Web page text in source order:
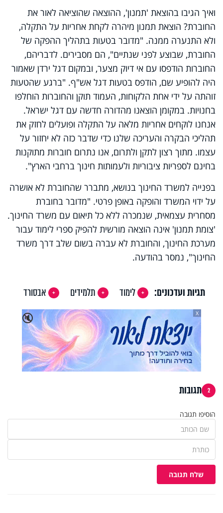
ואיך הגיבו בהוצאת 'תמנון', ההוצאה שהוציאה לאור את
החוברת? הוצאת תמנון מיהרה לקחת אחריות על התקלה,
ולא התנערה ממנה. "מדובר בטעות בתהליך ההפקה של
החוברת, שבוצע לפני שנתיים", הם מסבירים. לדבריהם,
החוברות הודפסו עם אי דיוק מצער, ובמקום דגל ירדן שאמור
היה להופיע שם, הודפס בטעות דגל אש"ף. "ברגע שהטעות
זוהתה על ידי אחת הלקוחות, העמוד תוקן והחוברות הוחלפו
בחנויות. במקומן הוצאנו מהדורה חדשה עם דגל ישראל.
אנחנו לוקחים אחריות מלאה על התקלה ופועלים לחזק את
תהליכי הבקרה והעריכה שלנו כדי שדבר כזה לא יחזור על
עצמו. מתוך רצון לתקן ולתרום, אנו נתרום חוברות מתוקנות
בחינם לספריות ציבוריות ולעמותות חינוך ברחבי הארץ".
בפנייה למשרד החינוך בנושא, מתברר שהחוברת לא אושרה
על ידוי המשרד והופקה באופן פרטי. "מדובר בחוברת
מסחרית עצמאית, שנמכרה ללא כל תיאום עם משרד החינוך.
'צומת תמנון' אינה הוצאה מורשית להפיק ספרי לימוד עבור
מערכת החינוך, והחוברת לא עברה בשום שלב דרך משרד
החינוך", נמסר בהודעה.
תגיות ועדכונים: לימוד תלמידים
אבסורד
🔇
X
2 תגובות
הוסיפו תגובה
שלח תגובה